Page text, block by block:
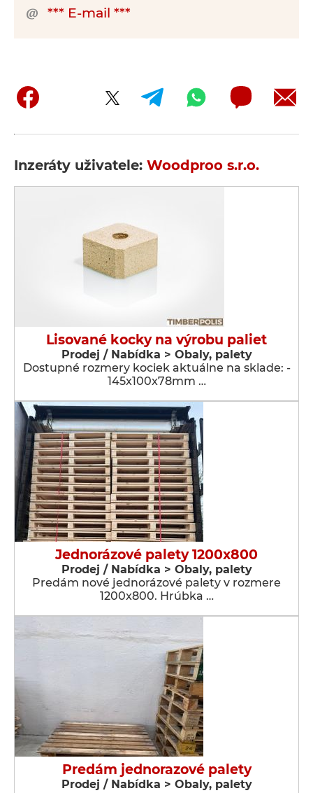
*** E-mail ***
Inzeráty uživatele: Woodproo s.r.o.
Lisované kocky na výrobu paliet
Prodej / Nabídka > Obaly, palety
Dostupné rozmery kociek aktuálne na sklade: -
145x100x78mm …
Jednorázové palety 1200x800
Prodej / Nabídka > Obaly, palety
Predám nové jednorázové palety v rozmere
1200x800. Hrúbka …
Predám jednorazové palety
Prodej / Nabídka > Obaly, palety